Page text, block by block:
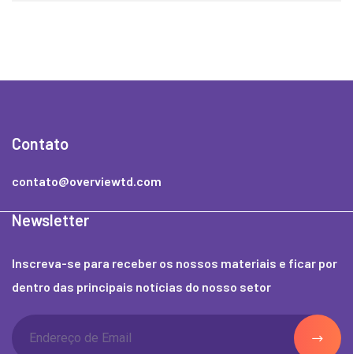
Contato
contato@overviewtd.com
Newsletter
Inscreva-se para receber os nossos materiais e ficar por
dentro das principais notícias do nosso setor